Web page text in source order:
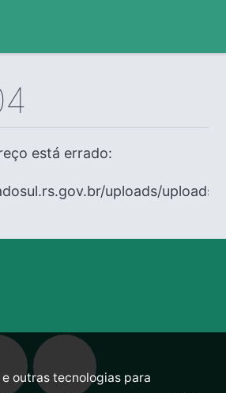
está errado:
uploads/
outras tecnologias para